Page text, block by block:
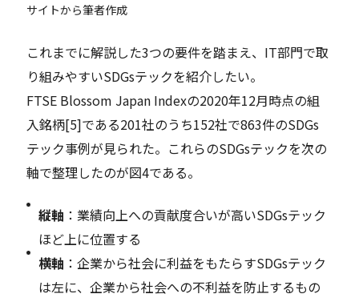
サイトから筆者作成
これまでに解説した3つの要件を踏まえ、IT部門で取
り組みやすいSDGsテックを紹介したい。
FTSE Blossom Japan Indexの2020年12月時点の組
入銘柄[5]である201社のうち152社で863件のSDGs
テック事例が見られた。これらのSDGsテックを次の
軸で整理したのが図4である。
縦軸 ：業績向上への貢献度合いが高いSDGsテック
ほど上に位置する
横軸 ：企業から社会に利益をもたらすSDGsテック
は左に、企業から社会への不利益を防止するもの